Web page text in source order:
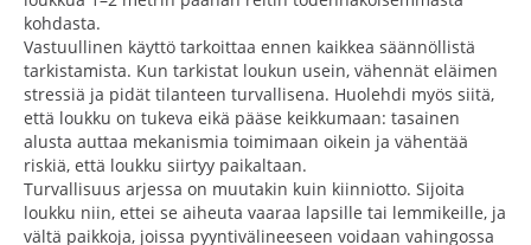
kohdasta.
Vastuullinen käyttö tarkoittaa ennen kaikkea säännöllistä
tarkistamista. Kun tarkistat loukun usein, vähennät eläimen
stressiä ja pidät tilanteen turvallisena. Huolehdi myös siitä,
että loukku on tukeva eikä pääse keikkumaan: tasainen
alusta auttaa mekanismia toimimaan oikein ja vähentää
riskiä, että loukku siirtyy paikaltaan.
Turvallisuus arjessa on muutakin kuin kiinniotto. Sijoita
loukku niin, ettei se aiheuta vaaraa lapsille tai lemmikeille, ja
vältä paikkoja, joissa pyyntivälineeseen voidaan vahingossa